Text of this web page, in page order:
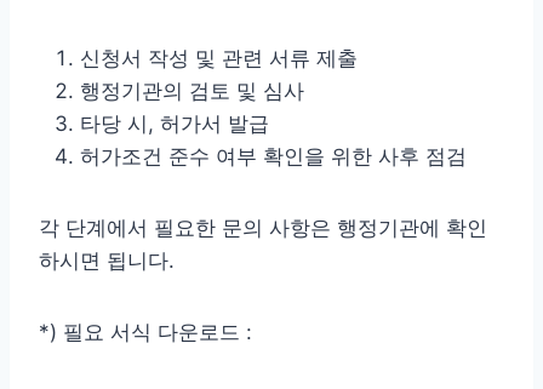
신청서 작성 및 관련 서류 제출
행정기관의 검토 및 심사
타당 시, 허가서 발급
허가조건 준수 여부 확인을 위한 사후 점검
각 단계에서 필요한 문의 사항은 행정기관에 확인
하시면 됩니다.
*) 필요 서식 다운로드 :